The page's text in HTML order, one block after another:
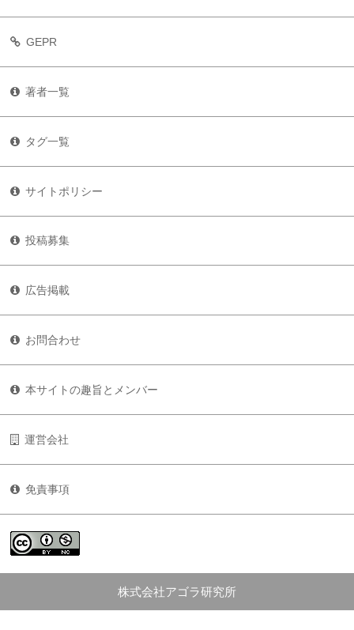
GEPR
著者一覧
タグ一覧
サイトポリシー
投稿募集
広告掲載
お問合わせ
本サイトの趣旨とメンバー
運営会社
免責事項
株式会社アゴラ研究所